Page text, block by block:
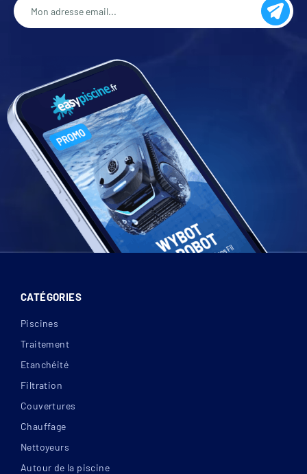
CATÉGORIES
Piscines
Traitement
Etanchéité
Filtration
Couvertures
Chauffage
Nettoyeurs
Autour de la piscine